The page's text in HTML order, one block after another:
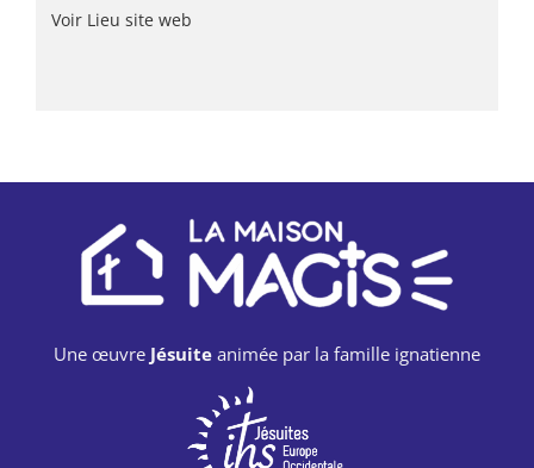
Voir Lieu site web
Une œuvre Jésuite animée par la famille ignatienne